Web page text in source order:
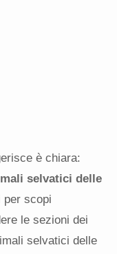
è chiara:
selvatici delle
scopi
le sezioni dei
selvatici delle